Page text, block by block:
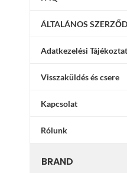
ÁLTALÁNOS
Adatkezelési
Visszaküldés és csere
Kapcsolat
Rólunk
BRAND